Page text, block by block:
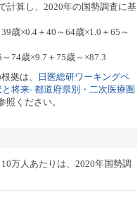
計算し、2020年の国勢調査に基
歳×0.4＋40～64歳×1.0＋65～
74歳×9.7＋75歳～×87.3
拠は、
日医総研ワーキングペ
将来- 都道府県別・二次医療圏
照ください。
万人あたりは、2020年国勢調